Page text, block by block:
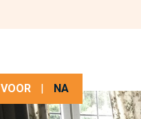
VOOR | NA